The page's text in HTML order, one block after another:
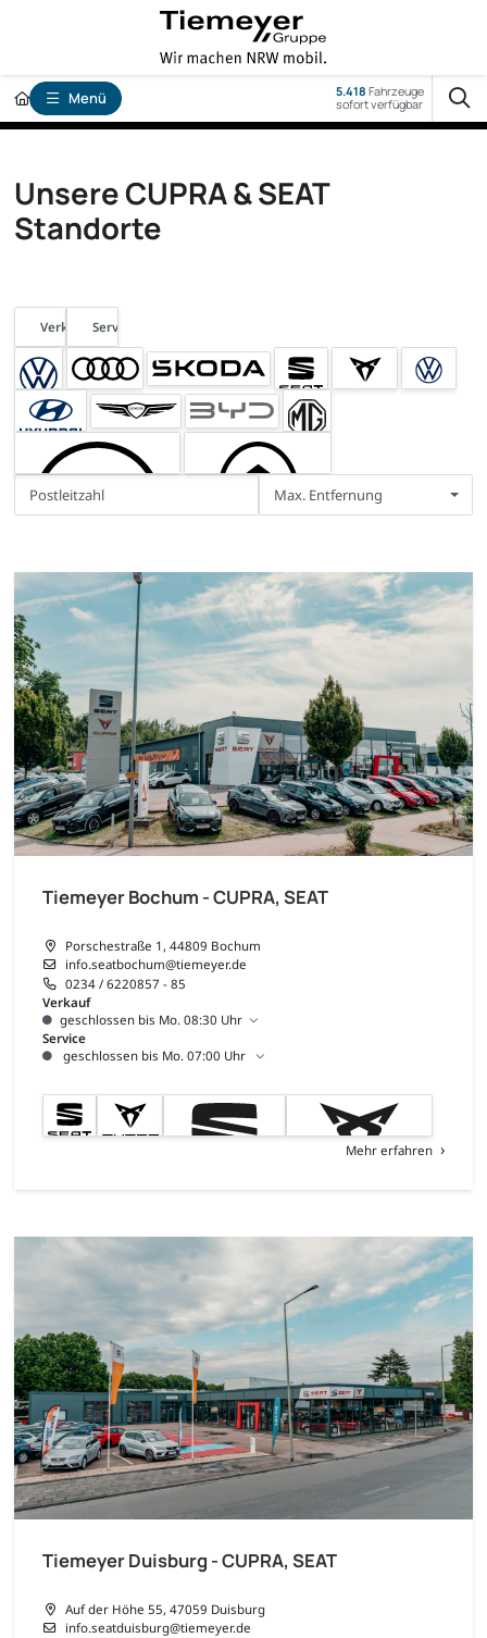
Menü 5.418 Fahrzeuge
sofort verfügbar
Unsere CUPRA & SEAT
Standorte
Verkauf Service
Max. Entfernung
Tiemeyer Bochum - CUPRA, SEAT
Porschestraße 1, 44809 Bochum
info.seatbochum@tiemeyer.de
0234 / 6220857 - 85
Verkauf
geschlossen bis Mo. 08:30 Uhr
Service
geschlossen bis Mo. 07:00 Uhr
Mehr erfahren
Tiemeyer Duisburg - CUPRA, SEAT
Auf der Höhe 55, 47059 Duisburg
info.seatduisburg@tiemeyer.de